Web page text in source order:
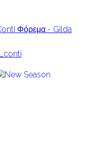
Φόρεμα - Gilda